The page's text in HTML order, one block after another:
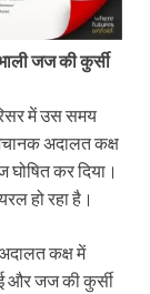
जज की कुर्सी
में उस समय
अदालत कक्ष
कर दिया।
हो रहा है।
अदालत कक्ष में
और जज की कुर्सी